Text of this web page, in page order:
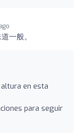
一般。
en esta
para seguir